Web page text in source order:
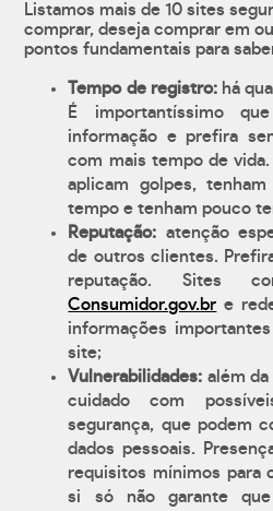
Listamos mais de 10 sites
comprar, deseja comprar em
pontos fundamentais para
Tempo de registro:há
É importantíssimo
informação e prefira
com mais tempo de
aplicam golpes,
tempo e tenham pouco
Reputação: atenção
de outros clientes.
reputação. Sites
Consumidor.gov.br e
informações
site;
Vulnerabilidades: além
cuidado com
segurança, que podem
dados pessoais.
requisitos mínimos para
si só não garante